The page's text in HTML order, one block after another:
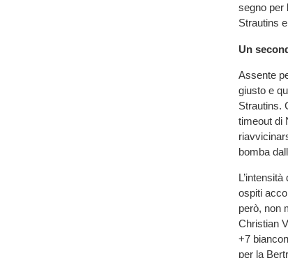
segno per
Strautins
Un
Assente
giusto e
Strautins.
timeout di
bomba
ospiti
però, non
Christian
+7
per la